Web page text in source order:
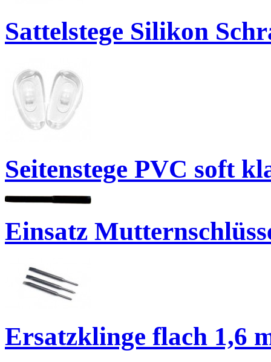
Sattelstege Silikon
Seitenstege PVC soft
Einsatz
Ersatzklinge flach 1,6